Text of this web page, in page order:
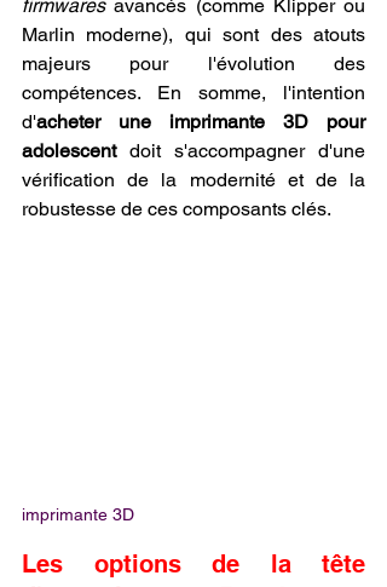
firmwares avancés (comme Klipper ou
Marlin moderne), qui sont des atouts
majeurs pour l'évolution des
compétences. En somme, l'intention
d'acheter une imprimante 3D pour
adolescent doit s'accompagner d'une
vérification de la modernité et de la
robustesse de ces composants clés.
imprimante 3D
Les options de la tête